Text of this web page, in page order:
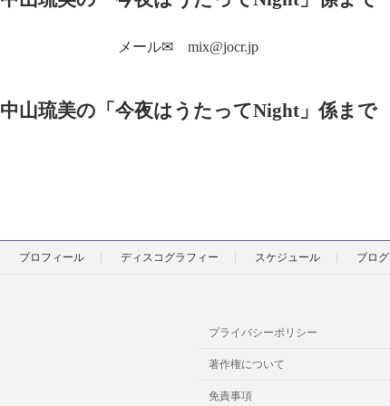
メール✉ mix@jocr.jp
中山琉美の「今夜はうたってNight」係まで
プロフィール ディスコグラフィー スケジュール ブログ
プライバシーポリシー
著作権について
免責事項